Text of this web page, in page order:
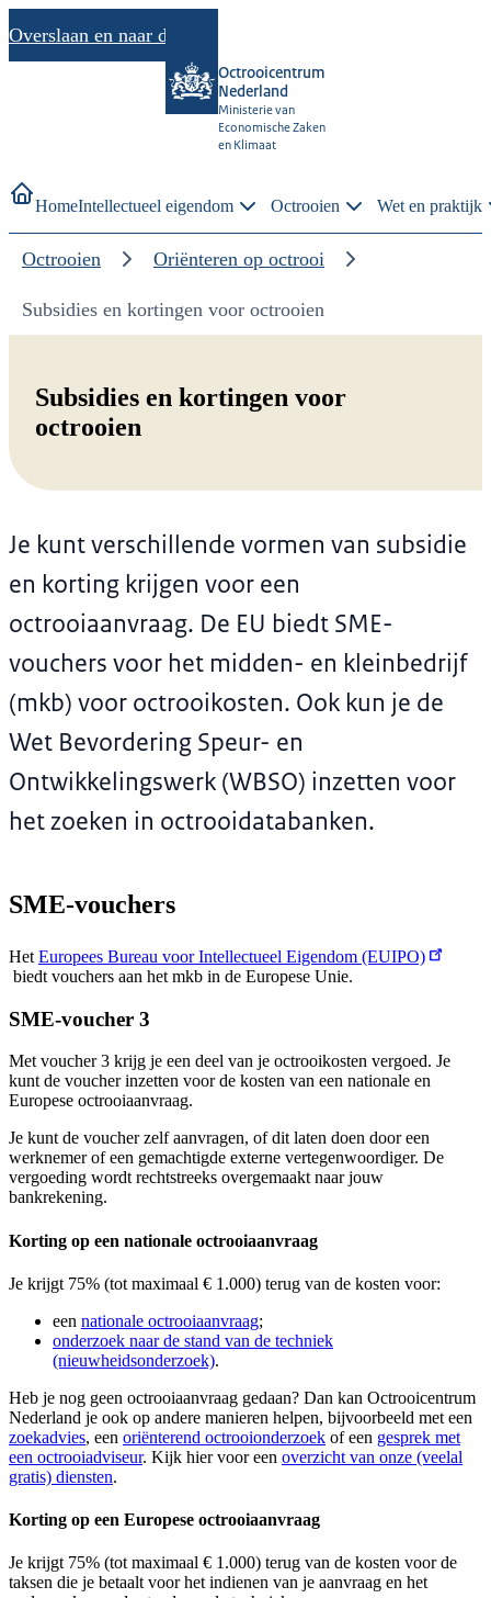
Overslaan en naar de inhoud gaan
Octrooicentrum
Nederland
Ministerie van
Economische Zaken
en Klimaat
HomeIntellectueel eigendom Octrooien Wet en praktijk
Octrooien Oriënteren op octrooi
Subsidies en kortingen voor octrooien
Subsidies en kortingen voor
octrooien
SME-vouchers
Het Europees Bureau voor Intellectueel Eigendom (EUIPO)
biedt vouchers aan het mkb in de Europese Unie.
SME-voucher 3
Met voucher 3 krijg je een deel van je octrooikosten vergoed. Je
kunt de voucher inzetten voor de kosten van een nationale en
Europese octrooiaanvraag.
Je kunt de voucher zelf aanvragen, of dit laten doen door een
werknemer of een gemachtigde externe vertegenwoordiger. De
vergoeding wordt rechtstreeks overgemaakt naar jouw
bankrekening.
Korting op een nationale octrooiaanvraag
Je krijgt 75% (tot maximaal € 1.000) terug van de kosten voor:
een nationale octrooiaanvraag;
onderzoek naar de stand van de techniek
(nieuwheidsonderzoek).
Heb je nog geen octrooiaanvraag gedaan? Dan kan Octrooicentrum
Nederland je ook op andere manieren helpen, bijvoorbeeld met een
zoekadvies, een oriënterend octrooionderzoek of een gesprek met
een octrooiadviseur. Kijk hier voor een overzicht van onze (veelal
gratis) diensten.
Korting op een Europese octrooiaanvraag
Je krijgt 75% (tot maximaal € 1.000) terug van de kosten voor de
taksen die je betaalt voor het indienen van je aanvraag en het
Je kunt verschillende vormen van subsidie
en korting krijgen voor een
octrooiaanvraag. De EU biedt SME-
vouchers voor het midden- en kleinbedrijf
(mkb) voor octrooikosten. Ook kun je de
Wet Bevordering Speur- en
Ontwikkelingswerk (WBSO) inzetten voor
het zoeken in octrooidatabanken.